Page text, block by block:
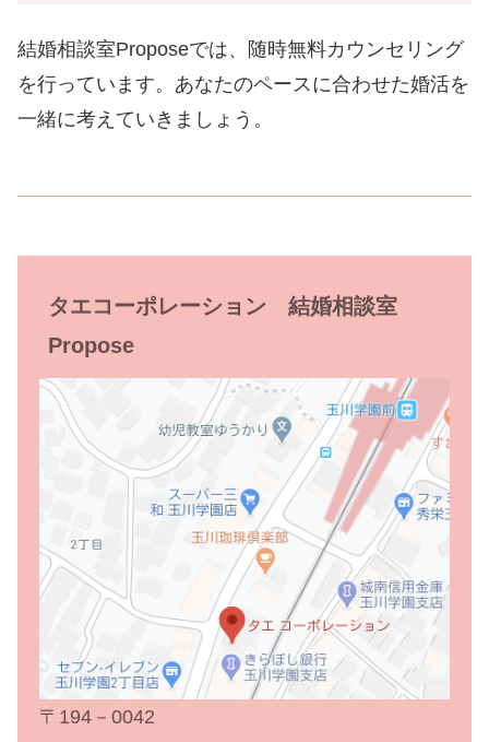
結婚相談室Proposeでは、随時無料カウンセリング
を行っています。あなたのペースに合わせた婚活を
一緒に考えていきましょう。
タエコーポレーション 結婚相談室
Propose
〒194－0042